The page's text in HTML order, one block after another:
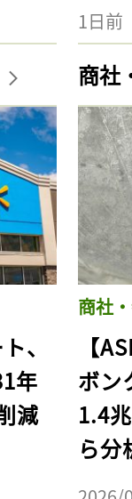
1日前
、
年
減
商社
商社
【
ボン
1.4
ら分